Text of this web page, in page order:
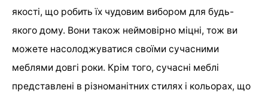
якості, що робить їх чудовим вибором для будь-
якого дому. Вони також неймовірно міцні, тож ви
можете насолоджуватися своїми сучасними
меблями довгі роки. Крім того, сучасні меблі
представлені в різноманітних стилях і кольорах, що